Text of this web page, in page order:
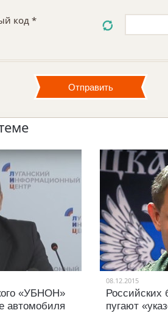
код *
«УБНОН»
автомобиля
08.12.2015
Российских
пугают